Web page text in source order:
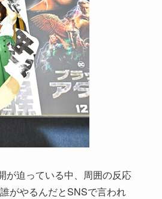
が迫っている中、周囲の反応
がやるんだとSNSで言われ